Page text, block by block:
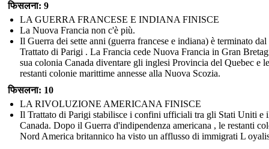
फिसलना: 9
LA GUERRA FRANCESE E INDIANA FINISCE
La Nuova Francia non c'è più.
Il Guerra dei sette anni (guerra francese e indiana) è terminato dal
Trattato di Parigi . La Francia cede Nuova Francia in Gran
sua colonia Canada diventare gli inglesi Provincia del Quebec e
restanti colonie marittime annesse alla Nuova Scozia.
फिसलना: 10
LA RIVOLUZIONE AMERICANA FINISCE
Il Trattato di Parigi stabilisce i confini ufficiali tra gli Stati Uniti e
Canada. Dopo il Guerra d'indipendenza americana , le restanti
Nord America britannico ha visto un afflusso di immigrati L